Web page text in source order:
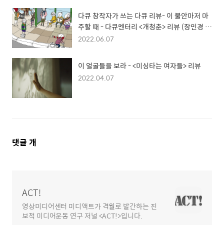
다큐 창작자가 쓰는 다큐 리뷰- 이 불안마저 마
주할 때 - 다큐멘터리 <개청춘> 리뷰 (장민경 감
독)
2022.06.07
이 얼굴들을 보라 - <미싱타는 여자들> 리뷰
2022.04.07
댓
댓글 개
ACT!
영상미디어센터 미디액트가 격월로 발간하는 진
보적 미디어운동 연구 저널 <ACT!>입니다.